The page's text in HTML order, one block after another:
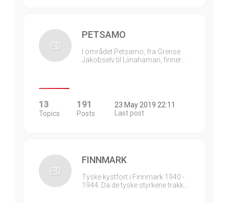
PETSAMO
I området Petsamo, fra Grense
Jakobselv til Liinahamari, finner…
13
Topics
191
Posts
23 May 2019 22:11
Last post
FINNMARK
Tyske kystfort i Finnmark 1940 -
1944. Da de tyske styrkene trakk…